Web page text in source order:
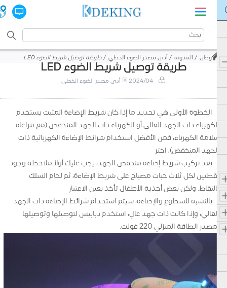
وطن المدونة أدى مصدر الضوء الخطي طريقة توصيل شريط الضوء LED
طريقة توصيل شريط الضوء LED
2024/04 أدى مصدر الضوء الخطي
الخطوة الأولى هي تحديد ما إذا كان شريط الإضاءة المثبت يستخدم
الكهرباء ذات الجهد العالي أو الكهرباء ذات الجهد المنخفض (مع مراعاة
سلامة الكهرباء، فمن الأفضل استخدام شرائط الإضاءة الكهربائية ذات
الجهد المنخفض)، اختر
بعد تركيب شريط إضاءة منخفض الجهد، يجب عليك أولاً ملاحظة وجود
نقطتين لكل ثلاث حبات مصباح على شريط الإضاءة، ثم لحام السلك
بالنقاط. ولكن بعض أحذية الأطفال تأخذ بعين الاعتبار
بالنسبة للسطوع والإضاءة، سيتم استخدام شرائط الإضاءة ذات الجهد
العالي، وإذا كانت ذات جهد عالٍ، استخدم دبابيس لتوصيلها وتوصيلها
بمصدر الطاقة المنزلي 220 فولت.